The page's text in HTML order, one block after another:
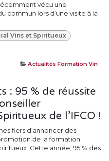
vécu une
commun lors d’une visite à la
Vins et Spiritueux
Actualités Formation Vin
: 95 % de réussite
de l’IFCO !
fiers d’annoncer des
de la formation
Cette année, 95 % des